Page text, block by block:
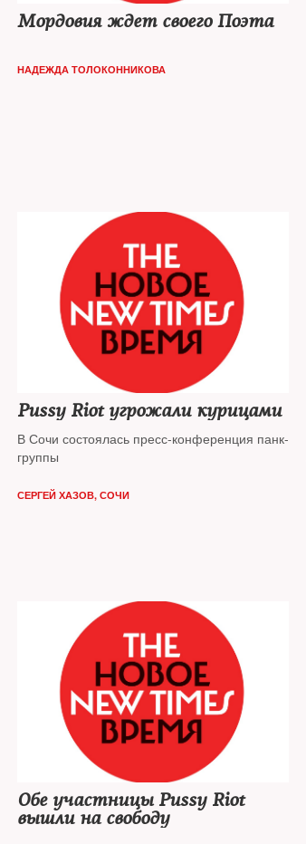
Мордовия ждет своего Поэта
НАДЕЖДА ТОЛОКОННИКОВА
Pussy Riot угрожали курицами
В Сочи состоялась пресс-конференция панк-
группы
СЕРГЕЙ ХАЗОВ, СОЧИ
Обе участницы Pussy Riot
вышли на свободу